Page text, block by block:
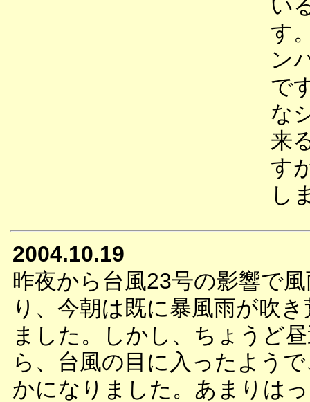
い
す
ン
で
な
来
す
し
2004.10.19
昨夜から台風23号の影響で
り、今朝は既に暴風雨が吹
ました。しかし、ちょうど
ら、台風の目に入ったよう
かになりました。あまりは